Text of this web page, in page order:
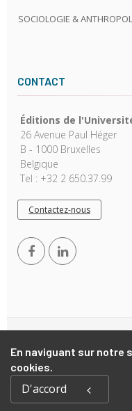
En naviguant sur notre
cookies.
D'accord
SOCIOLOGIE &
CONTACT
Éditions de
26 Avenue Paul Héger
B - 1000 Bruxelles
Belgique
Tel : +32 2 650.37.99
Contactez-nous